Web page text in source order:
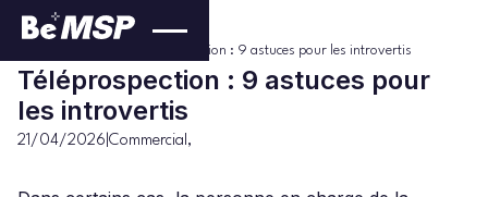
Téléprospection : 9 astuces pour les introvertis
Téléprospection : 9 astuces pour
les introvertis
21/04/2026 Commercial,